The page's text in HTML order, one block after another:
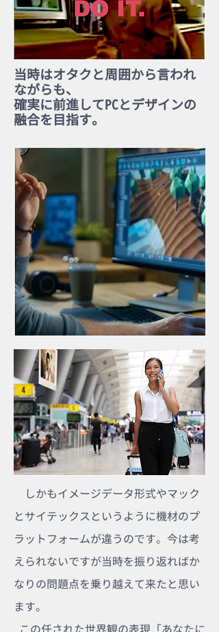
当時はオタクと周囲から言われ
ながらも、
確実に前進してPCとデザインの
融合を目指す。
しかもイメージデータ形式やマック
とサイテックスというように機材のプ
ラットフォームが違うのです。今は考
えられないですが当時を振り返ればか
なりの問題点を乗り越えて来たと思い
ます。